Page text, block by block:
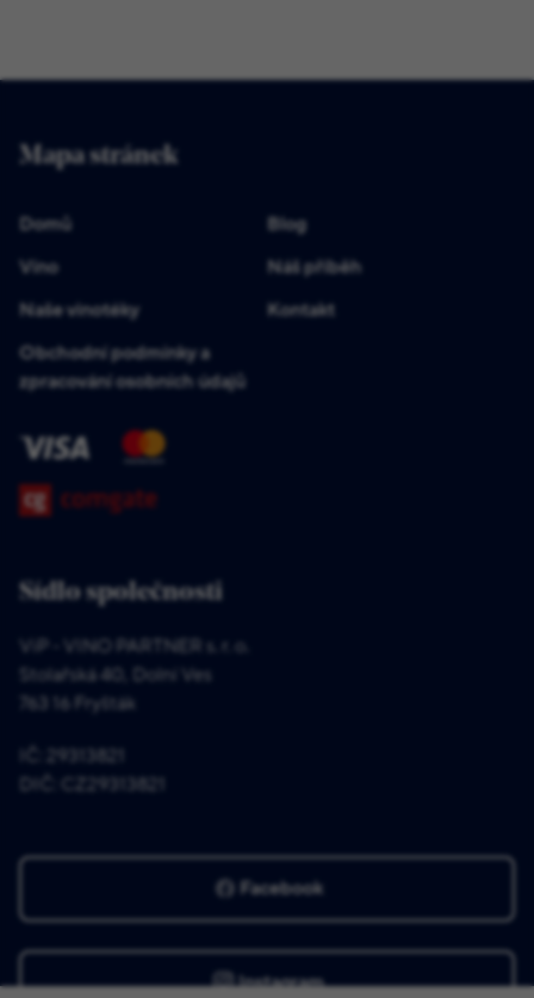
Mapa stránek
Domů
Blog
Víno
Náš příběh
Naše vinotéky
Kontakt
Obchodní podmínky a
zpracování osobních údajů
Sídlo společnosti
ViP - VINO PARTNER s. r. o.
Stolařská 40, Dolní Ves
763 16 Fryšták
IČ: 29313821
DIČ: CZ29313821
Facebook
Instagram